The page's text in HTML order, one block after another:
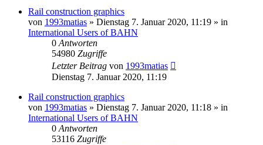
Rail construction graphics
von 1993matias » Dienstag 7. Januar 2020, 11:19 » in
International Users of BAHN
0 Antworten
54980 Zugriffe
Letzter Beitrag von 1993matias
Dienstag 7. Januar 2020, 11:19
Rail construction graphics
von 1993matias » Dienstag 7. Januar 2020, 11:18 » in
International Users of BAHN
0 Antworten
53116 Zugriffe